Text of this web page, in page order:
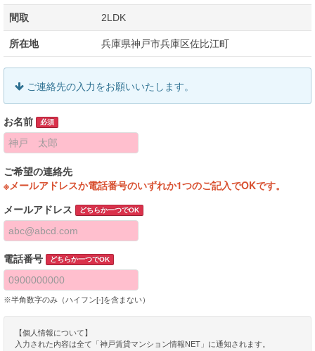
間取 2LDK
所在地 兵庫県神戸市兵庫区佐比江町
ご連絡先の入力をお願いいたします。
お名前 必須
ご希望の連絡先
※メールアドレスか電話番号のいずれか1つのご記入でOKです。
メールアドレス どちらか一つでOK
電話番号 どちらか一つでOK
※半角数字のみ（ハイフン[-]を含まない）
【個人情報について】
入力された内容は全て「神戸賃貸マンション情報NET」に通知されます。